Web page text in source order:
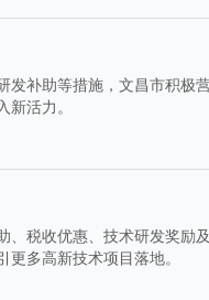
发补助等措施，文昌市积极
活力。
、税收优惠、技术研发奖励
多高新技术项目落地。